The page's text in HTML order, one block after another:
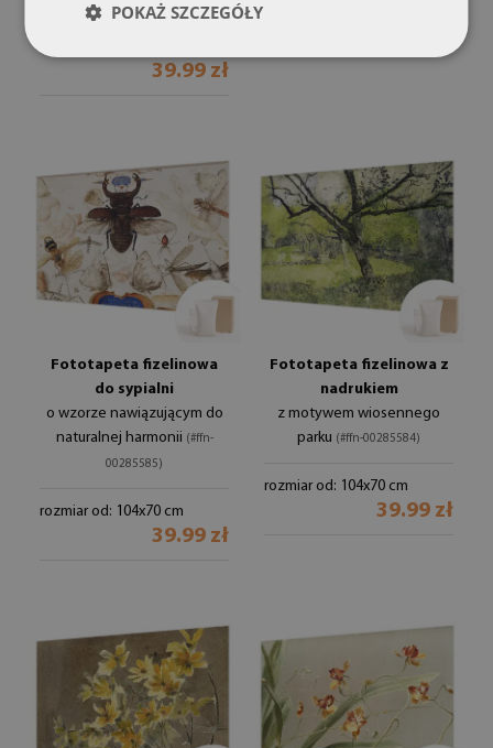
39.99 zł
Fototapeta fizelinowa
do sypialni
o wzorze nawiązującym do
naturalnej harmonii (#ffn-
00285585)
rozmiar od: 104x70 cm
39.99 zł
Fototapeta fizelinowa z
nadrukiem
z motywem wiosennego
parku (#ffn-00285584)
rozmiar od: 104x70 cm
39.99 zł
POKAŻ SZCZEGÓŁY